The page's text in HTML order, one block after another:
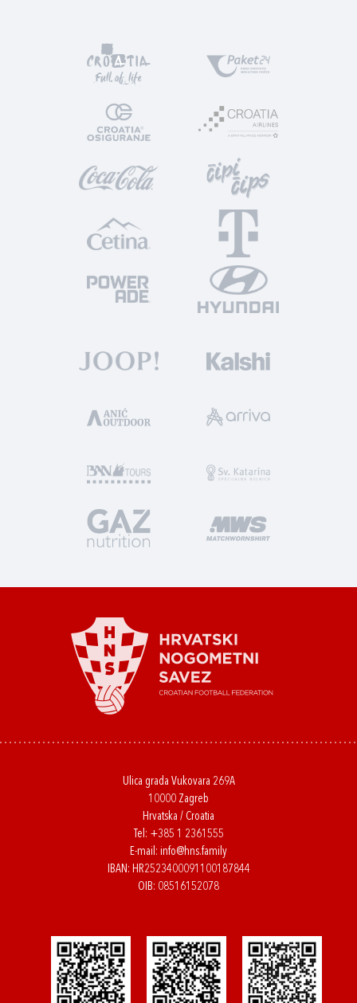
Ulica grada Vukovara 269A
10000 Zagreb
Hrvatska / Croatia
Tel: +385 1 2361555
E-mail: info@hns.family
IBAN: HR2523400091100187844
OIB: 08516152078